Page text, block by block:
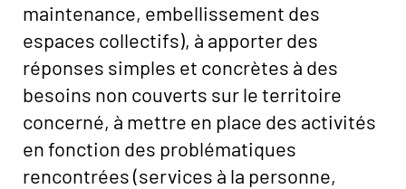
maintenance, embellissement des
espaces collectifs), à apporter des
réponses simples et concrètes à des
besoins non couverts sur le territoire
concerné, à mettre en place des activités
en fonction des problématiques
rencontrées (services à la personne,